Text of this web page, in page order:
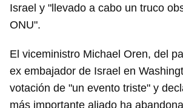
Israel y "llevado a cabo un truco
ONU".
El viceministro Michael Oren, del
ex embajador de Israel en
votación de "un evento triste" y
más importante aliado ha